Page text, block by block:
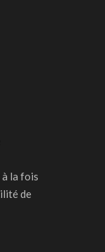
à la fois
de